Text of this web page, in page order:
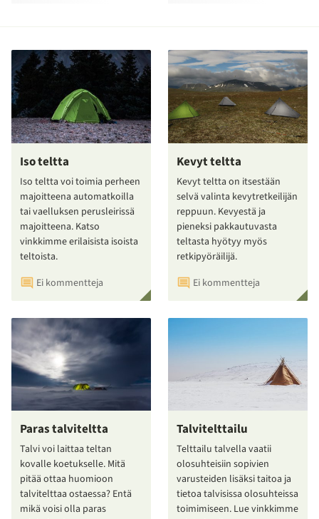
Iso teltta
Iso teltta voi toimia perheen
majoitteena automatkoilla
tai vaelluksen perusleirissä
majoitteena. Katso
vinkkimme erilaisista isoista
teltoista.
Ei kommentteja
Kevyt teltta
Kevyt teltta on itsestään
selvä valinta kevytretkeilijän
reppuun. Kevyestä ja
pieneksi pakkautuvasta
teltasta hyötyy myös
retkipyöräilijä.
Ei kommentteja
Paras talviteltta
Talvi voi laittaa teltan
kovalle koetukselle. Mitä
pitää ottaa huomioon
talvitelttaa ostaessa? Entä
mikä voisi olla paras
Talvitelttailu
Telttailu talvella vaatii
olosuhteisiin sopivien
varusteiden lisäksi taitoa ja
tietoa talvisissa olosuhteissa
toimimiseen. Lue vinkkimme